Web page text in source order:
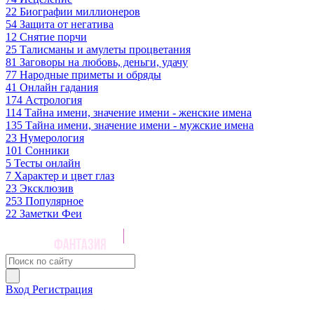
22 Биографии миллионеров
54 Защита от негатива
12 Снятие порчи
25 Талисманы и амулеты процветания
81 Заговоры на любовь, деньги, удачу
77 Народные приметы и обряды
41 Онлайн гадания
174 Астрология
114 Тайна имени, значение имени - женские имена
135 Тайна имени, значение имени - мужские имена
23 Нумерология
101 Сонники
5 Тесты онлайн
7 Характер и цвет глаз
23 Эксклюзив
253 Популярное
22 Заметки Феи
Вход Регистрация